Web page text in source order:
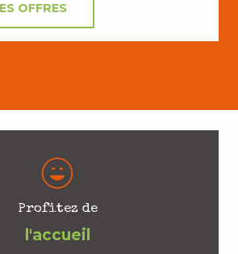
OFFRES
Profitez de
l'accueil